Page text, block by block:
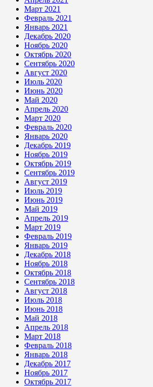
Март 2021
Февраль 2021
Январь 2021
Декабрь 2020
Ноябрь 2020
Октябрь 2020
Сентябрь 2020
Август 2020
Июль 2020
Июнь 2020
Май 2020
Апрель 2020
Март 2020
Февраль 2020
Январь 2020
Декабрь 2019
Ноябрь 2019
Октябрь 2019
Сентябрь 2019
Август 2019
Июль 2019
Июнь 2019
Май 2019
Апрель 2019
Март 2019
Февраль 2019
Январь 2019
Декабрь 2018
Ноябрь 2018
Октябрь 2018
Сентябрь 2018
Август 2018
Июль 2018
Июнь 2018
Май 2018
Апрель 2018
Март 2018
Февраль 2018
Январь 2018
Декабрь 2017
Ноябрь 2017
Октябрь 2017